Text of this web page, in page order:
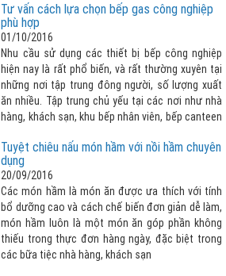
toàn thực phẩm
Tư vấn cách lựa chọn bếp gas công nghiệp
phù hợp
01/10/2016
Nhu cầu sử dụng các thiết bị bếp công nghiệp
hiện nay là rất phổ biến, và rất thường xuyên tại
những nơi tập trung đông người, số lượng xuất
ăn nhiều. Tập trung chủ yếu tại các nơi như nhà
hàng, khách sạn, khu bếp nhân viên, bếp canteen
định kinh doanh nhà hàng và đang chuẩn bị lắp
đặt hệ thống bếp công nghiệp đạt tiêu chuẩn để
phục vụ công nghiệp. Chúng tôi xin hướng dẫn
bạn cách chọn bếp gas công nghiệp hiệu quả
Tuyệt chiêu nấu món hầm với nồi hầm chuyên
dụng
20/09/2016
Các món hầm là món ăn được ưa thích với tính
bổ dưỡng cao và cách chế biến đơn giản dễ làm,
món hầm luôn là một món ăn góp phần không
thiếu trong thực đơn hàng ngày, đặc biệt trong
các bữa tiệc nhà hàng, khách sạn